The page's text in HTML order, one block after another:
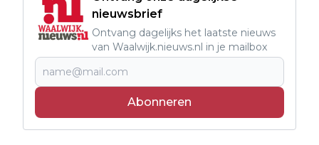
nieuwsbrief
Ontvang dagelijks het laatste nieuws
van Waalwijk.nieuws.nl in je mailbox
Abonneren